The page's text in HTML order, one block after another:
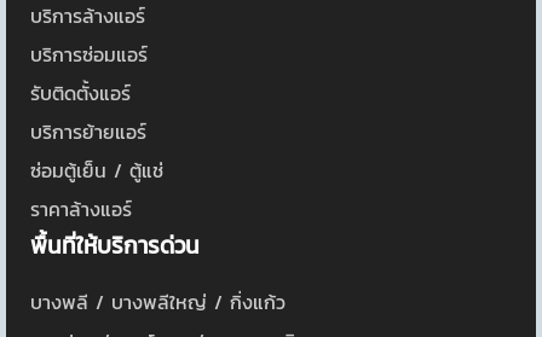
บริการล้างแอร์
บริการซ่อมแอร์
รับติดตั้งแอร์
บริการย้ายแอร์
ซ่อมตู้เย็น / ตู้แช่
ราคาล้างแอร์
พื้นที่ให้บริการด่วน
บางพลี / บางพลีใหญ่ / กิ่งแก้ว